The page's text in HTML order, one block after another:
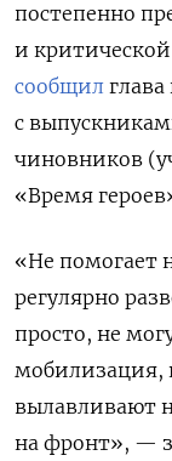
постепенно
и
сообщил глава
с
чиновников
«Время
«Не помогает
регулярно
просто, не
мобилизация,
вылавливают
на фронт», —